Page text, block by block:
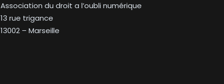
Association du droit a l’oubli numérique
13 rue trigance
13002 – Marseille